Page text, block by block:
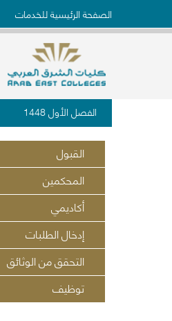
الصفحة الرئيسية للخدمات
الفصل الأول 1448
القبول
المحكمين
أكاديمي
إدخال الطلبات
التحقق من الوثائق
توظيف